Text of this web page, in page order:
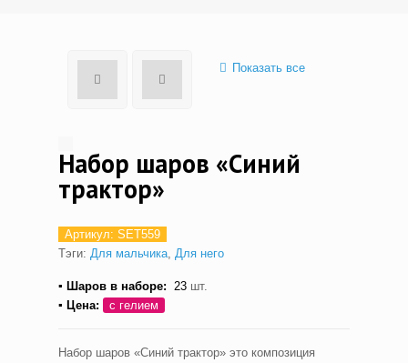
Показать все
Набор шаров «Синий
трактор»
Артикул: SET559
Тэги: Для мальчика, Для него
▪ Шаров в наборе: 23 шт.
▪ Цена:
с гелием
Набор шаров «Синий трактор» это композиция